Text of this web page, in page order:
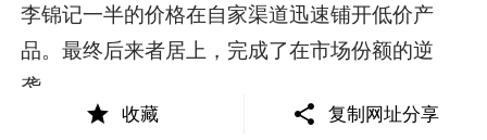
李锦记一半的价格在自家渠道迅速铺开低价产
品。最终后来者居上，完成了在市场份额的逆
袭。
收藏 复制网址分享